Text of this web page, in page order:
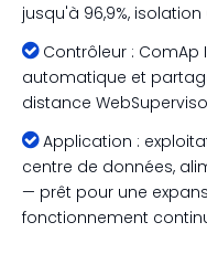
jusqu'à 96,9%, isolation
Contrôleur : ComAp
automatique et
distance
Application :
centre de données,
— prêt pour une
fonctionnement